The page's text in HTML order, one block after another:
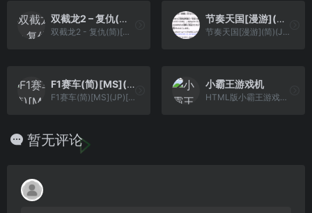
双截龙2 – 复仇(简)[Madcell](JP)[ACT](2.5Mb)
双截龙2 - 复仇(简)[Madcell](JP)[ACT](2.5Mb)
节奏天国[漫游](简)(JP)(128Mb)
节奏天国[漫游](简)(JP)(128Mb)
F1赛车(简)[MS](JP)[RAC](0.18Mb)
F1赛车(简)[MS](JP)[RAC](0.18Mb)
小霸王游戏机
HTML版小霸王游戏机，一代人的回忆
暂无评论